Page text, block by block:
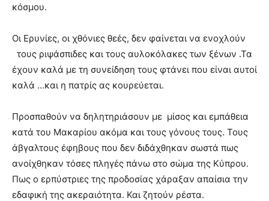
κόσμου.
Οι Ερυνίες, οι χθόνιες θεές, δεν φαίνεται να ενοχλούν
τους ριψάσπιδες και τους αυλοκόλακες των ξένων .Τα
έχουν καλά με τη συνείδηση τους φτάνει που είναι αυτοί
καλά …και η πατρίς ας κουρεύεται.
Προσπαθούν να δηλητηριάσουν με μίσος και εμπάθεια
κατά του Μακαρίου ακόμα και τους γόνους τους. Τους
άβγαλτους έφηβους που δεν διδάχθηκαν σωστά πως
ανοίχθηκαν τόσες πληγές πάνω στο σώμα της Κύπρου.
Πως ο ερπύστριες της προδοσίας χάραξαν απαίσια την
εδαφική της ακεραιότητα. Και ζητούν ρέστα.